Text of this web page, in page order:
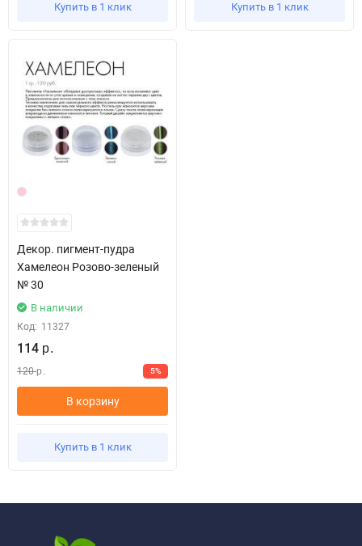
Купить в 1 клик Купить в 1 клик
Декор. пигмент-пудра
Хамелеон Розово-зеленый
№ 30
В наличии
Код: 11327
114 р.
120 р. 5%
В корзину
Купить в 1 клик